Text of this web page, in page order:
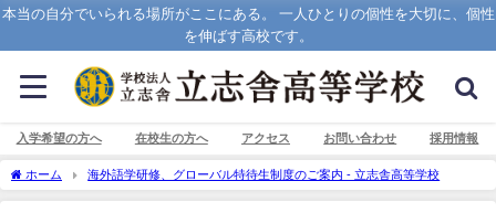
本当の自分でいられる場所がここにある。 一人ひとりの個性を大切に、個性
を伸ばす高校です。
入学希望の方へ 在校生の方へ アクセス お問い合わせ 採用情報
ホーム 海外語学研修、グローバル特待生制度のご案内 - 立志舎高等学校